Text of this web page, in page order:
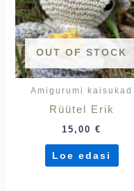
OUT OF STOCK
Amigurumi kaisukad
Rüütel Erik
15,00€
Loe edasi